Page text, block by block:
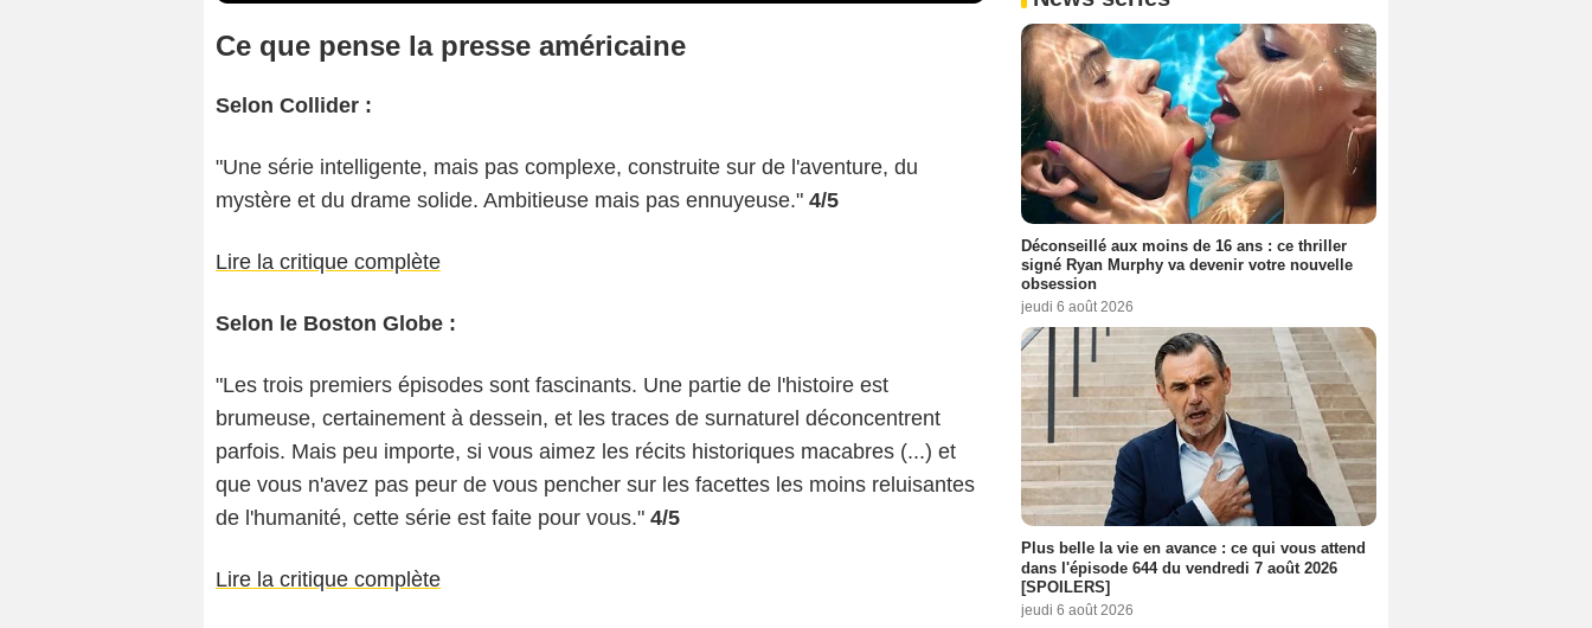
Ce que pense la presse américaine
Selon Collider :
"Une série intelligente, mais pas complexe, construite sur de l'aventure, du
mystère et du drame solide. Ambitieuse mais pas ennuyeuse." 4/5
Lire la critique complète
Selon le Boston Globe :
"Les trois premiers épisodes sont fascinants. Une partie de l'histoire est
brumeuse, certainement à dessein, et les traces de surnaturel déconcentrent
parfois. Mais peu importe, si vous aimez les récits historiques macabres (...) et
que vous n'avez pas peur de vous pencher sur les facettes les moins reluisantes
de l'humanité, cette série est faite pour vous." 4/5
Lire la critique complète
Déconseillé aux moins de 16 ans : ce thriller
signé Ryan Murphy va devenir votre nouvelle
obsession
jeudi 6 août 2026
Plus belle la vie en avance : ce qui vous attend
dans l'épisode 644 du vendredi 7 août 2026
[SPOILERS]
jeudi 6 août 2026